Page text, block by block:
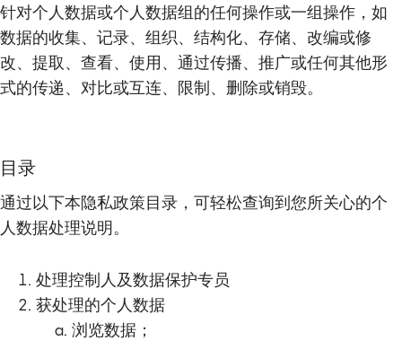
针对个人数据或个人数据组的任何操作或一组操作，如
数据的收集、记录、组织、结构化、存储、改编或修
改、提取、查看、使用、通过传播、推广或任何其他形
式的传递、对比或互连、限制、删除或销毁。
目录
通过以下本隐私政策目录，可轻松查询到您所关心的个
人数据处理说明。
处理控制人及数据保护专员
获处理的个人数据
浏览数据；